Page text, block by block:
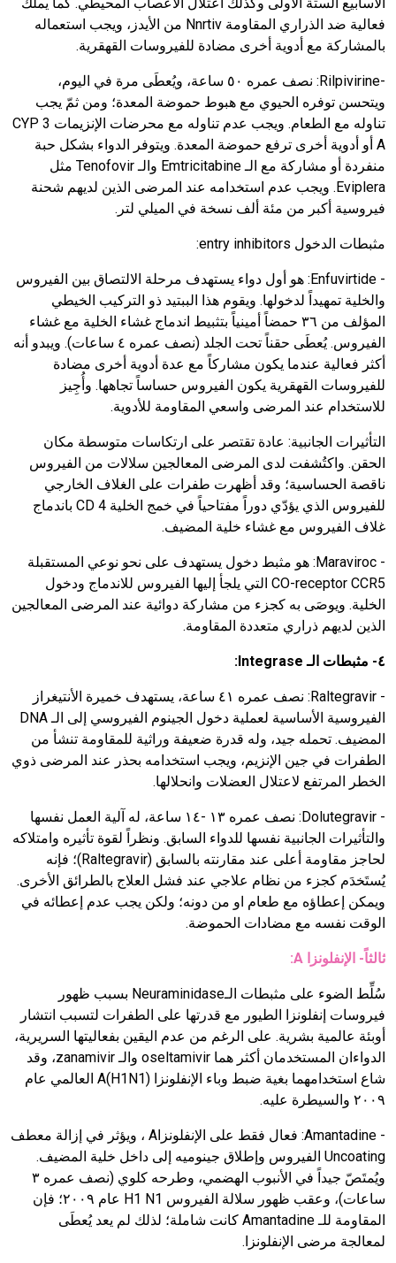
فعالية ضد الذراري المقاومة Nnrtiv من الأيدز، ويجب استعماله
بالمشاركة مع أدوية أخرى مضادة للفيروسات القهقرية.
-
Rilpivirine
:
نصف عمره ٥٠ ساعة، ويُعطَى مرة في اليوم،
ويتحسن توفره الحيوي مع هبوط حموضة المعدة؛ ومن ثمّ يجب
تناوله مع الطعام. ويجب عدم تناوله مع محرضات الإنزيمات CYP 3
A أو أدوية أخرى ترفع حموضة المعدة. ويتوفر الدواء بشكل حبة
منفردة أو مشاركة مع الـEmtricitabine والـTenofovir مثل
Eviplera. ويجب عدم استخدامه عند المرضى الذين لديهم شحنة
فيروسية أكبر من مئة ألف نسخة في الميلي لتر.
مثبطات الدخول entry inhibitors
:
-
Enfuvirtide: هو أول دواء يستهدف مرحلة الالتصاق بين الفيروس
والخلية تمهيداً لدخولها. ويقوم هذا الببتيد ذو التركيب الخيطي
المؤلف من ٣٦ حمضاً أمينياً بتثبيط اندماج غشاء الخلية مع غشاء
الفيروس. يُعطَى حقناً تحت الجلد (نصف عمره ٤ ساعات). ويبدو أنه
أكثر فعالية عندما يكون مشاركاً مع عدة أدوية أخرى مضادة
للفيروسات القهقرية يكون الفيروس حساساً تجاهها. وأُجِيز
للاستخدام عند المرضى واسعي المقاومة للأدوية.
التأثيرات الجانبية: عادة تقتصر على ارتكاسات متوسطة مكان
الحقن. واكتُشفت لدى المرضى المعالجين سلالات من الفيروس
ناقصة الحساسية؛ وقد أظهرت طفرات على الغلاف الخارجي
للفيروس الذي يؤدّي دوراً مفتاحياً في خمج الخلية CD 4 باندماج
غلاف الفيروس مع غشاء خلية المضيف.
-
Maraviroc: هو مثبط دخول يستهدف على نحو نوعي المستقبلة
CO-receptor CCR5 التي يلجأ إليها الفيروس للاندماج ودخول
الخلية. ويوصَى به كجزء من مشاركة دوائية عند المرضى المعالجين
الذين لديهم ذراري متعددة المقاومة.
٤- مثبطات الـ Integrase
:
-
Raltegravir
: نصف عمره ٤١ ساعة، يستهدف خميرة الأنتيغراز
الفيروسية الأساسية لعملية دخول الجينوم الفيروسي إلى الـDNA
المضيف. تحمله جيد، وله قدرة ضعيفة وراثية للمقاومة تنشأ من
الطفرات في جين الإنزيم، ويجب استخدامه بحذر عند المرضى ذوي
الخطر المرتفع لاعتلال العضلات وانحلالها.
-
Dolutegravir
:
نصف عمره ١٣ -١٤ ساعة، له آلية العمل نفسها
والتأثيرات الجانبية نفسها للدواء السابق. ونظراً لقوة تأثيره وامتلاكه
لحاجز مقاومة أعلى عند مقارنته بالسابق (Raltegravir)؛ فإنه
يُستَخدَم كجزء من نظام علاجي عند فشل العلاج بالطرائق الأخرى.
ويمكن إعطاؤه مع طعام او من دونه؛ ولكن يجب عدم إعطائه في
الوقت نفسه مع مضادات الحموضة.
ثالثاً- الإنفلونزا A
:
سُلِّط الضوء على مثبطات الـNeuraminidase بسبب ظهور
فيروسات إنفلونزا الطيور مع قدرتها على الطفرات لتسبب انتشار
أوبئة عالمية بشرية. على الرغم من عدم اليقين بفعاليتها السريرية،
الدواءان المستخدمان أكثر هما oseltamivir والـzanamivir، وقد
شاع استخدامهما بغية ضبط وباء الإنفلونزا A(H1N1) العالمي عام
٢٠٠٩ والسيطرة عليه.
-
Amantadine: فعال فقط على الإنفلونزاA ، ويؤثر في إزالة معطف
Uncoating الفيروس وإطلاق جينوميه إلى داخل خلية المضيف.
ويُمتَصّ جيداً في الأنبوب الهضمي، وطرحه كلوي (نصف عمره ٣
ساعات)، وعقب ظهور سلالة الفيروس H1 N1
عام ٢٠٠٩؛ فإن
المقاومة للـAmantadine كانت شاملة؛ لذلك لم يعد يُعطَى
لمعالجة مرضى الإنفلونزا.